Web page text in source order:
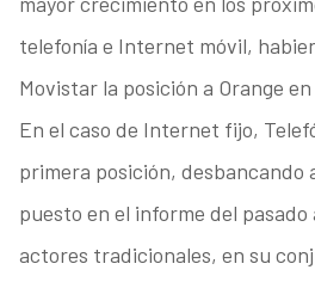
telefonía e Internet móvil,
Movistar la posición a Orange
En el caso de Internet fijo,
primera posición,
puesto en el informe del pasado
actores tradicionales, en su